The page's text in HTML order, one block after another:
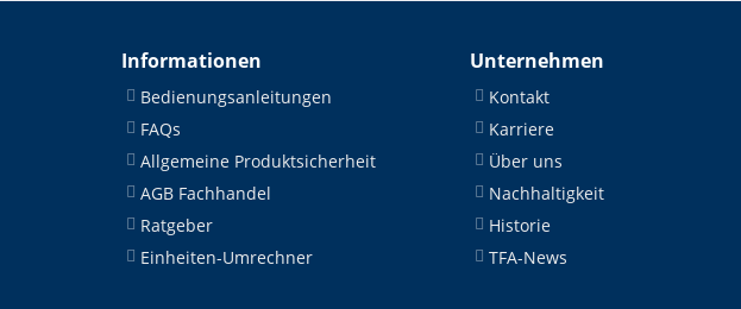
Informationen
Bedienungsanleitungen
FAQs
Allgemeine Produktsicherheit
AGB Fachhandel
Ratgeber
Einheiten-Umrechner
Unternehmen
Kontakt
Karriere
Über uns
Nachhaltigkeit
Historie
TFA-News